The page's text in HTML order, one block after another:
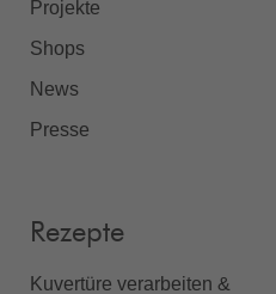
Projekte
Shops
News
Presse
Rezepte
Kuvertüre verarbeiten &